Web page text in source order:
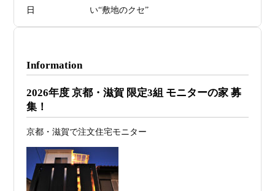
日
い“敷地のクセ”
日
ァーススト一級建築士事務所が考える“設
2026年07月24
旗竿地・狭小地は「土地代が安い＝お
得」ではない ―道路が狭い京都・滋賀で
こそ知っておくべき“建築費が上がる理
Information
2026年度 京都・滋賀 限定3組 モニターの家 募
集！
京都・滋賀で注文住宅モニター